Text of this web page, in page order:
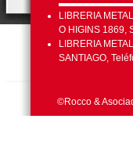
LIBRERIA
O HIGINS 1869,
LIBRERIA
SANTIAGO,
©Rocco &